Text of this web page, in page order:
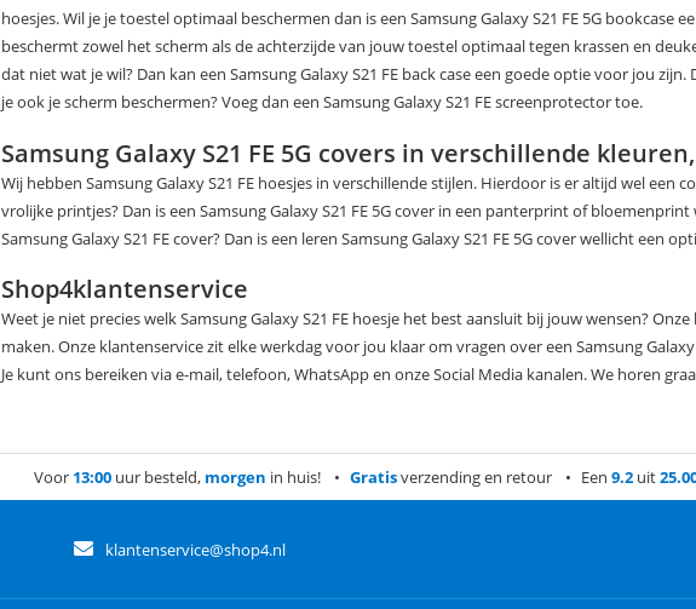
hoesjes. Wil je je toestel optimaal beschermen dan is een Samsung Galaxy S21 FE 5G bookcase
beschermt zowel het scherm als de achterzijde van jouw toestel optimaal tegen krassen en
dat niet wat je wil? Dan kan een Samsung Galaxy S21 FE back case een goede optie voor jou
je ook je scherm beschermen? Voeg dan een Samsung Galaxy S21 FE screenprotector toe.
Samsung Galaxy S21 FE 5G covers in verschillende
Wij hebben Samsung Galaxy S21 FE hoesjes in verschillende stijlen. Hierdoor is er altijd wel een
vrolijke printjes? Dan is een Samsung Galaxy S21 FE 5G cover in een panterprint of
Samsung Galaxy S21 FE cover? Dan is een leren Samsung Galaxy S21 FE 5G cover wellicht een
Shop4klantenservice
Weet je niet precies welk Samsung Galaxy S21 FE hoesje het best aansluit bij jouw wensen?
maken. Onze klantenservice zit elke werkdag voor jou klaar om vragen over een Samsung
Je kunt ons bereiken via e-mail, telefoon, WhatsApp en onze Social Media kanalen. We horen
Voor 13:00 uur besteld, morgen in huis! Gratisverzending en retour Een 9.2 uit
klantenservice@shop4.nl